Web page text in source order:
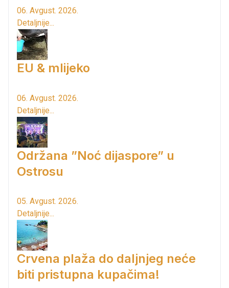
06. Avgust. 2026.
Detaljnije...
EU & mlijeko
06. Avgust. 2026.
Detaljnije...
Održana ”Noć dijaspore” u
Ostrosu
05. Avgust. 2026.
Detaljnije...
Crvena plaža do daljnjeg neće
biti pristupna kupačima!